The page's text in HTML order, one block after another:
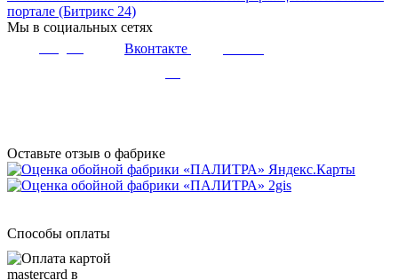
портале (Битрикс 24)
Мы в социальных сетях
Вконтакте
Оставьте отзыв о фабрике
Способы оплаты